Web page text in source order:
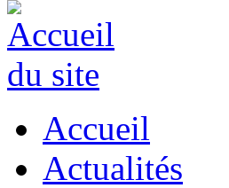
Accueil
Actualités